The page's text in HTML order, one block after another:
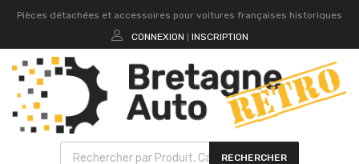
Pièces détachées et accessoires pour voitures françaises historiques
CONNEXION
INSCRIPTION
RECHERCHER